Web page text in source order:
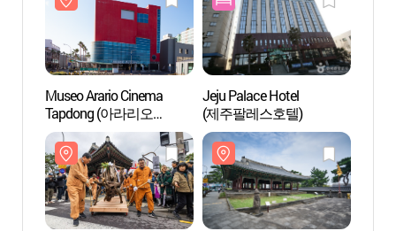
Museo Arario Cinema
Tapdong (아라리오
뮤지엄 탑동 시네마)
Jeju Palace Hotel
(제주팔레스호텔)